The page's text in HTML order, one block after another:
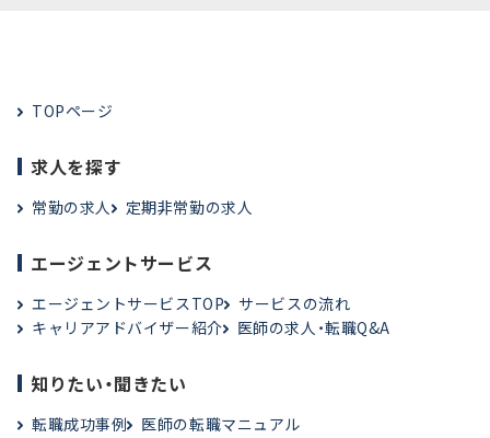
TOPページ
求人を探す
常勤の求人 定期非常勤の求人
エージェントサービス
エージェントサービスTOP
サービスの流れ
キャリアアドバイザー紹介
医師の求人・転職Q&A
知りたい・聞きたい
転職成功事例
医師の転職マニュアル